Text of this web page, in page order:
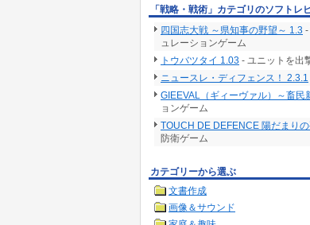
「戦略・戦術」カテゴリのソフトレ
四国志大戦 ～県知事の野望～ 1.3 -
ュレーションゲーム
トウバツタイ 1.03 - ユニットを出
ニュースレ・ディフェンス！ 2.3.1
GIEEVAL（ギィーヴァル）～畜民
ョンゲーム
TOUCH DE DEFENCE 陽だまり
防衛ゲーム
カテゴリーから選ぶ
文書作成
画像＆サウンド